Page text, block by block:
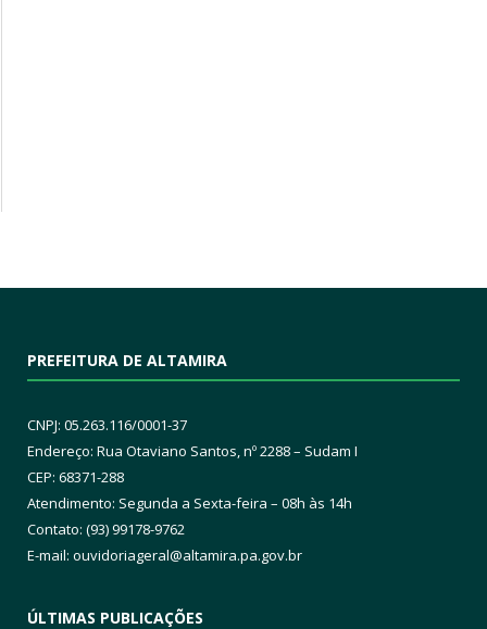
PREFEITURA DE ALTAMIRA
CNPJ: 05.263.116/0001-37
Endereço: Rua Otaviano Santos, nº 2288 – Sudam I
CEP: 68371-288
Atendimento: Segunda a Sexta-feira – 08h às 14h
Contato: (93) 99178-9762
E-mail: ouvidoriageral@altamira.pa.gov.br
ÚLTIMAS PUBLICAÇÕES